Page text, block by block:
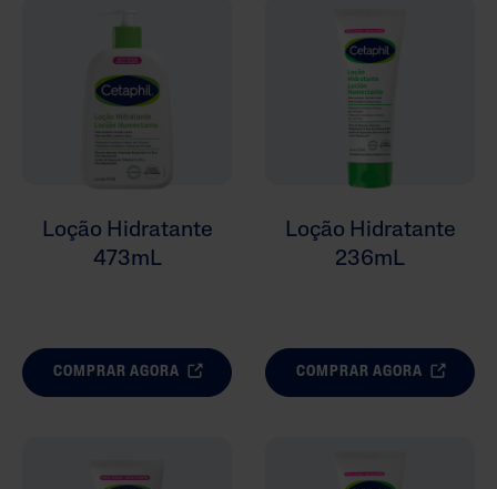
Hidratantes
Cuidados
Linhas
Loção Hidratante
473mL
COMPRAR AGORA
Loção Hidratante
236mL
COMPRAR AGORA